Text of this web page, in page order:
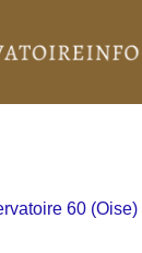
60 (Oise)